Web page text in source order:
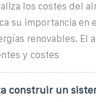
los costes del
su importancia en
renovables. El
y costes
construir un